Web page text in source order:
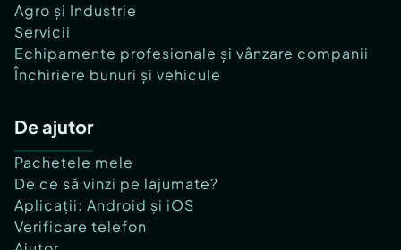
Agro și Industrie
Servicii
Echipamente profesionale și vânzare companii
Închiriere bunuri și vehicule
De ajutor
Pachetele mele
De ce să vinzi pe lajumate?
Aplicații: Android și iOS
Verificare telefon